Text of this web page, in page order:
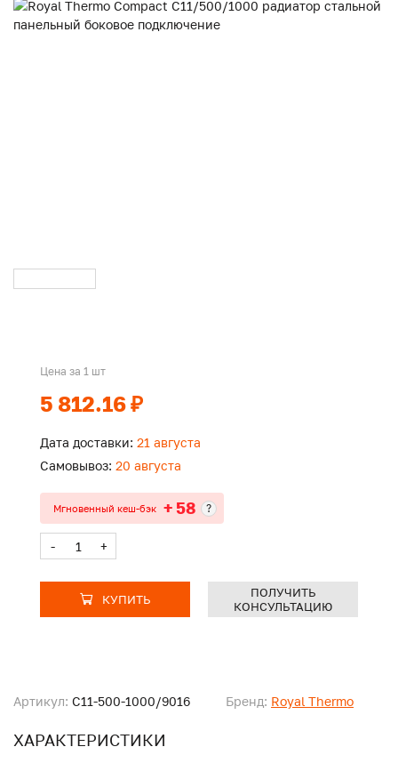
Артикул: C11-500-1000/9016 Бренд: Royal Thermo
ХАРАКТЕРИСТИКИ
Цена за 1 шт
5 812.16 ₽
Дата доставки: 21 августа
Самовывоз: 20 августа
Мгновенный кеш-бэк + 58 ?
- +
КУПИТЬ
ПОЛУЧИТЬ
КОНСУЛЬТАЦИЮ